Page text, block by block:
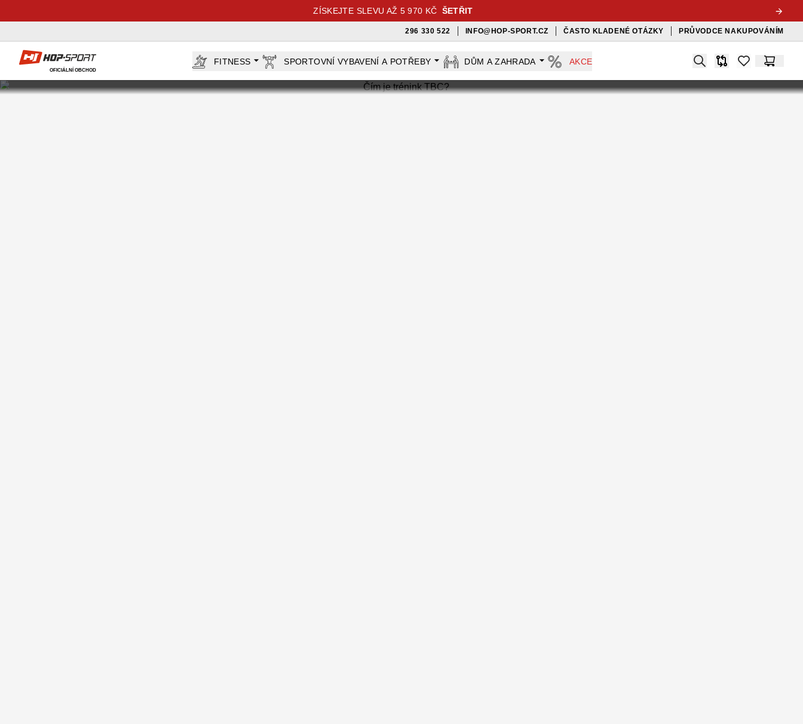
ZÍSKEJTE SLEVU AŽ 5 970 KČ ŠETŘIT
296 330 522 INFO@HOP-SPORT.CZ ČASTO KLADENÉ OTÁZKY PRŮVODCE NAKUPOVÁNÍM
Hop-Sport.cz
OFICIÁLNÍ OBCHOD
FITNESS SPORTOVNÍ VYBAVENÍ A POTŘEBY DŮM A ZAHRADA AKCE Search
Srovnávačitems inKošík